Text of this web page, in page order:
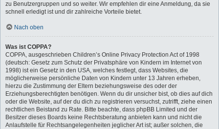
zu Benutzergruppen und so weiter. Wir empfehlen dir eine Anmeldung, da sie
schnell erledigt ist und dir zahlreiche Vorteile bietet.
Nach oben
Was ist COPPA?
COPPA, ausgeschrieben Children’s Online Privacy Protection Act of 1998
(deutsch: Gesetz zum Schutz der Privatsphäre von Kindern im Internet von
1998) ist ein Gesetz in den USA, welches festlegt, dass Websites, die
möglicherweise persönliche Daten von Kindern unter 13 Jahren erheben,
hierzu die Zustimmung der Eltern beziehungsweise des oder der
Erziehungsberechtigten benötigen. Wenn du dir unsicher bist, ob dies auf dich
oder die Website, auf der du dich zu registrieren versuchst, zutrifft, ziehe einen
rechtlichen Beistand zu Rate. Bitte beachte, dass phpBB Limited und der
Besitzer dieses Boards keine Rechtsberatung anbieten kann und nicht die
Anlaufstelle für Rechtsangelegenheiten jeglicher Art ist; außer solchen, die